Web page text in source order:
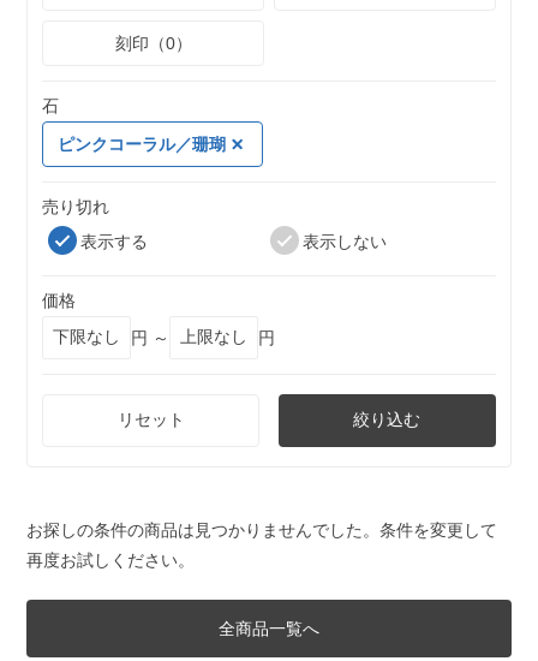
刻印（0）
石
ピンクコーラル／珊瑚
売り切れ
表示する
表示しない
価格
円 ～
円
リセット 絞り込む
お探しの条件の商品は見つかりませんでした。条件を変更して
再度お試しください。
全商品一覧へ